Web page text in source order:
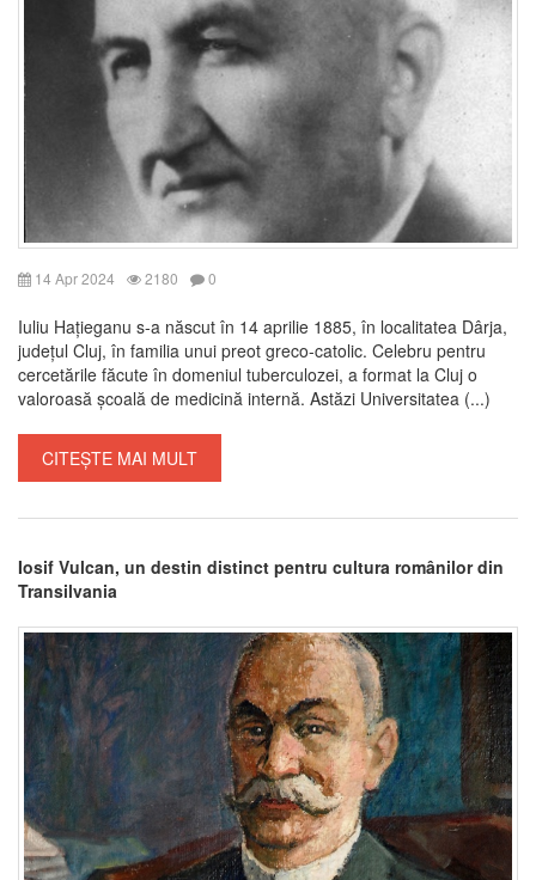
14 Apr 2024 2180 0
Iuliu Hațieganu s-a născut în 14 aprilie 1885, în localitatea Dârja,
județul Cluj, în familia unui preot greco-catolic. Celebru pentru
cercetările făcute în domeniul tuberculozei, a format la Cluj o
valoroasă școală de medicină internă. Astăzi Universitatea (...)
CITEȘTE MAI MULT
Iosif Vulcan, un destin distinct pentru cultura românilor din
Transilvania